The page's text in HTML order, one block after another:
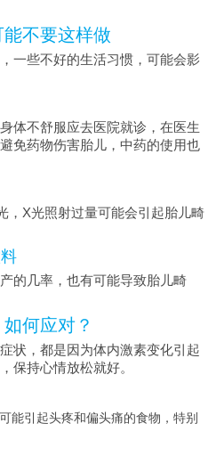
不要这样做
一些不好的生活习惯，可能会影
体不舒服应去医院就诊，在医生
免药物伤害胎儿，中药的使用也
，X光照射过量可能会引起胎儿畸
的几率，也有可能导致胎儿畸
何应对？
状，都是因为体内激素变化引起
保持心情放松就好。
能引起头疼和偏头痛的食物，特别